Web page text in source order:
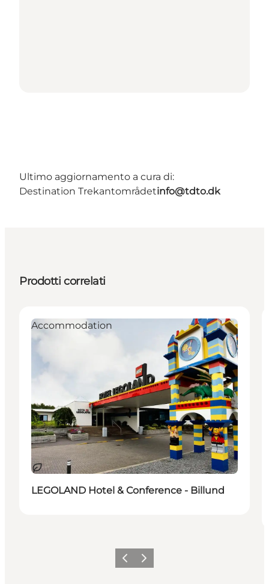
Ultimo aggiornamento a cura di:
Destination Trekantområdetinfo@tdto.dk
Prodotti correlati
Sostenibile
Accommodation
LEGOLAND Hotel & Conference - Billund
Precedente
Avanti